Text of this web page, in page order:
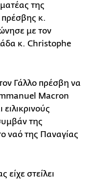
της
κ.
με τον
κ. Christophe
Γάλλο πρέσβη να
Macron
της
ναό της Παναγίας
είχε στείλει